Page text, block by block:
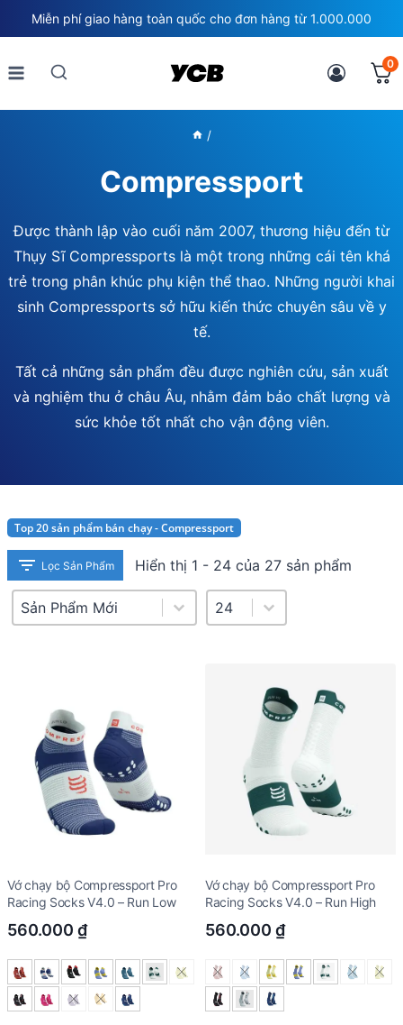
to
content
Miễn phí giao hàng toàn quốc cho đơn hàng từ 1.000.000
0
/
Compressport
Được thành lập vào cuối năm 2007, thương hiệu đến từ
Thụy Sĩ Compressports là một trong những cái tên khá
trẻ trong phân khúc phụ kiện thể thao. Những người khai
sinh Compressports sở hữu kiến thức chuyên sâu về y
tế.
Tất cả những sản phẩm đều được nghiên cứu, sản xuất
và nghiệm thu ở châu Âu, nhằm đảm bảo chất lượng và
sức khỏe tốt nhất cho vận động viên.
Top 20 sản phẩm bán chạy - Compressport
Lọc Sản Phẩm Hiển thị 1 - 24 của 27 sản phẩm
Product Sort
Sort content Select number per page
24
Select number per page
Vớ chạy bộ Compressport Pro
Racing Socks V4.0 – Run Low
560.000 ₫
Vớ chạy bộ Compressport Pro
Racing Socks V4.0 – Run High
560.000 ₫